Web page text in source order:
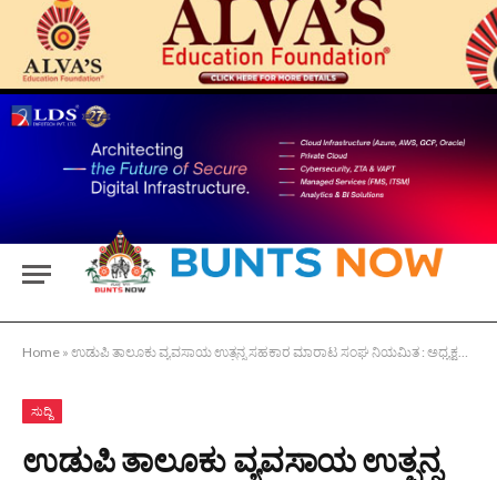
Home » ಉಡುಪಿ ತಾಲೂಕು ವ್ಯವಸಾಯ ಉತ್ಪನ್ನ ಸಹಕಾರ ಮಾರಾಟ ಸಂಘ ನಿಯಮಿತ : ಅಧ್ಯಕ್ಷರಾಗಿ ಅಶೋಕ್ ಶೆಟ್ಟಿ ಮೈರ್ಮಾಡಿ
ಸುದ್ದಿ
ಉಡುಪಿ ತಾಲೂಕು ವ್ಯವಸಾಯ ಉತ್ಪನ್ನ